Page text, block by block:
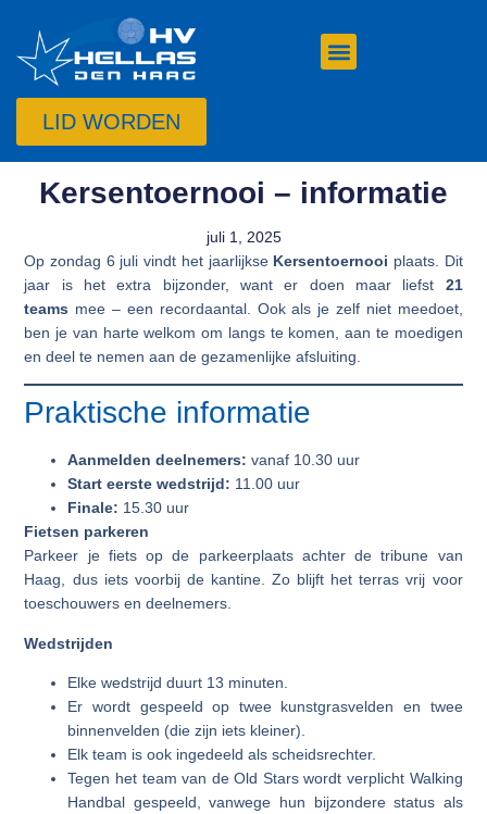
LID WORDEN
Kersentoernooi – informatie
juli 1, 2025
Op zondag 6 juli vindt het jaarlijkse Kersentoernooi plaats. Dit
jaar is het extra bijzonder, want er doen maar liefst 21
teams mee – een recordaantal. Ook als je zelf niet meedoet,
ben je van harte welkom om langs te komen, aan te moedigen
en deel te nemen aan de gezamenlijke afsluiting.
Praktische informatie
Aanmelden deelnemers: vanaf 10.30 uur
Start eerste wedstrijd: 11.00 uur
Finale: 15.30 uur
Fietsen parkeren
Parkeer je fiets op de parkeerplaats achter de tribune van
Haag, dus iets voorbij de kantine. Zo blijft het terras vrij voor
toeschouwers en deelnemers.
Wedstrijden
Elke wedstrijd duurt 13 minuten.
Er wordt gespeeld op twee kunstgrasvelden en twee
binnenvelden (die zijn iets kleiner).
Elk team is ook ingedeeld als scheidsrechter.
Tegen het team van de Old Stars wordt verplicht Walking
Handbal gespeeld, vanwege hun bijzondere status als